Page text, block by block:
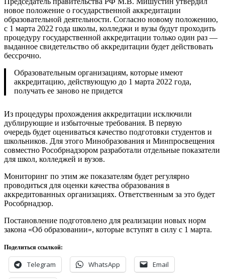
новое положение о государственной аккредитации
образовательной деятельности. Согласно новому положению,
с 1 марта 2022 года школы, колледжи и вузы будут проходить
процедуру государственной аккредитации только один раз —
выданное свидетельство об аккредитации будет действовать
бессрочно.
Образовательным организациям, которые имеют
аккредитацию, действующую до 1 марта 2022 года,
получать ее заново не придется
Из процедуры прохождения аккредитации исключили
дублирующие и избыточные требования. В первую
очередь будет оцениваться качество подготовки студентов и
школьников. Для этого Минобразования и Минпросвещения
совместно Рособрнадзором разработали отдельные показатели
для школ, колледжей и вузов.
Мониторинг по этим же показателям будет регулярно
проводиться для оценки качества образования в
аккредитованных организациях. Ответственным за это будет
Рособрнадзор.
Постановление подготовлено для реализации новых норм
закона «Об образовании», которые вступят в силу с 1 марта.
Поделиться ссылкой:
Telegram WhatsApp Email